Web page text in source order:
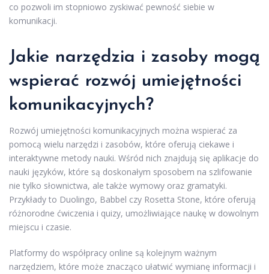
co pozwoli im stopniowo zyskiwać pewność siebie w
komunikacji.
Jakie narzędzia i zasoby mogą
wspierać rozwój umiejętności
komunikacyjnych?
Rozwój umiejętności komunikacyjnych można wspierać za
pomocą wielu narzędzi i zasobów, które oferują ciekawe i
interaktywne metody nauki. Wśród nich znajdują się aplikacje do
nauki języków, które są doskonałym sposobem na szlifowanie
nie tylko słownictwa, ale także wymowy oraz gramatyki.
Przykłady to Duolingo, Babbel czy Rosetta Stone, które oferują
różnorodne ćwiczenia i quizy, umożliwiające naukę w dowolnym
miejscu i czasie.
Platformy do współpracy online są kolejnym ważnym
narzędziem, które może znacząco ułatwić wymianę informacji i